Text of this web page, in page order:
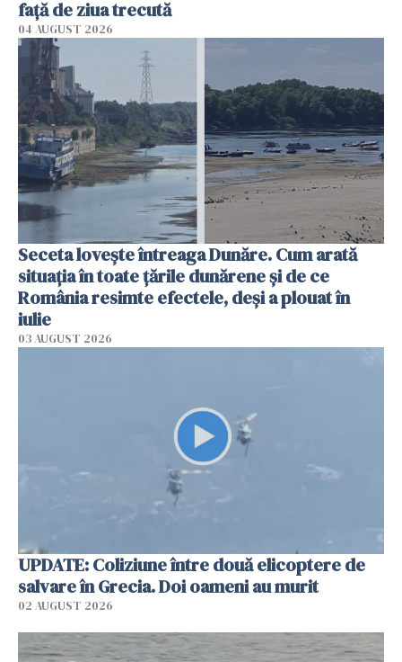
faţă de ziua trecută
04 AUGUST 2026
Seceta lovește întreaga Dunăre. Cum arată
situația în toate țările dunărene și de ce
România resimte efectele, deși a plouat în
iulie
03 AUGUST 2026
UPDATE: Coliziune între două elicoptere de
salvare în Grecia. Doi oameni au murit
02 AUGUST 2026